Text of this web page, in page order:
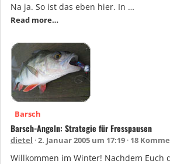
Na ja. So ist das eben hier. In …
Read more…
Barsch
Barsch-Angeln: Strategie für Fresspausen
dietel 2. Januar 2005 um 17:19 18
Willkommen im Winter! Nachdem Euch